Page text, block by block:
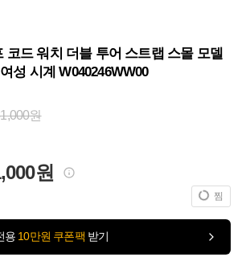
코드 워치 더블 투어 스트랩 스몰 모델
성 시계 W040246WW00
원
원
찜
용 10만원 쿠폰팩 받기